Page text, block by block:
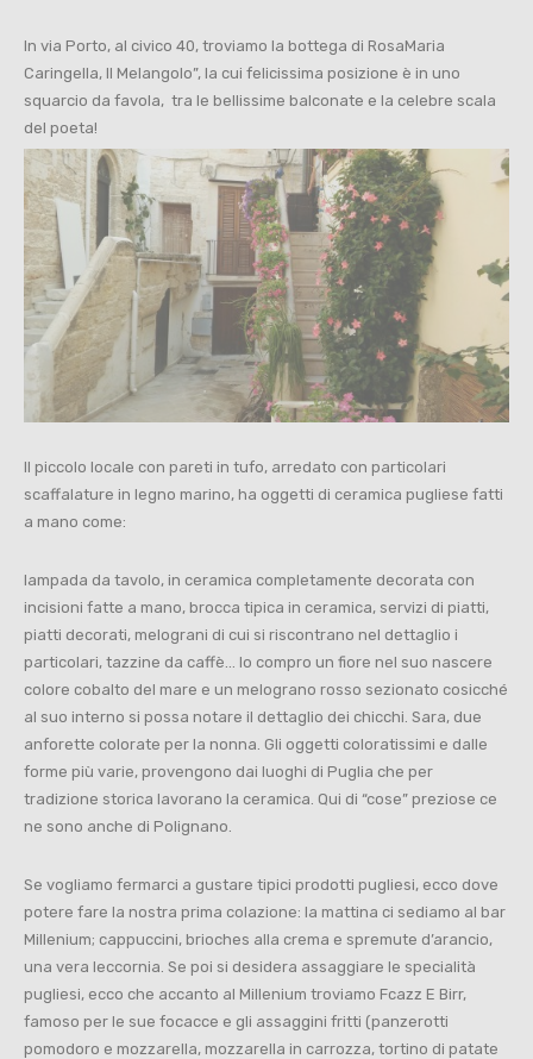
In via Porto, al civico 40, troviamo la bottega di RosaMaria
Caringella, Il Melangolo”, la cui felicissima posizione è in uno
squarcio da favola, tra le bellissime balconate e la celebre scala
del poeta!
Il piccolo locale con pareti in tufo, arredato con particolari
scaffalature in legno marino, ha oggetti di ceramica pugliese fatti
a mano come:
lampada da tavolo, in ceramica completamente decorata con
incisioni fatte a mano, brocca tipica in ceramica, servizi di piatti,
piatti decorati, melograni di cui si riscontrano nel dettaglio i
particolari, tazzine da caffè… Io compro un fiore nel suo nascere
colore cobalto del mare e un melograno rosso sezionato cosicché
al suo interno si possa notare il dettaglio dei chicchi. Sara, due
anforette colorate per la nonna. Gli oggetti coloratissimi e dalle
forme più varie, provengono dai luoghi di Puglia che per
tradizione storica lavorano la ceramica. Qui di “cose” preziose ce
ne sono anche di Polignano.
Se vogliamo fermarci a gustare tipici prodotti pugliesi, ecco dove
potere fare la nostra prima colazione: la mattina ci sediamo al bar
Millenium; cappuccini, brioches alla crema e spremute d’arancio,
una vera leccornia. Se poi si desidera assaggiare le specialità
pugliesi, ecco che accanto al Millenium troviamo Fcazz E Birr,
famoso per le sue focacce e gli assaggini fritti (panzerotti
pomodoro e mozzarella, mozzarella in carrozza, tortino di patate